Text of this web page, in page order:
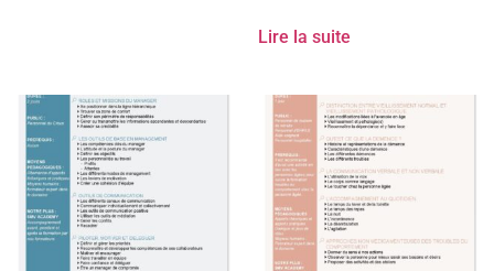
Lire la suite